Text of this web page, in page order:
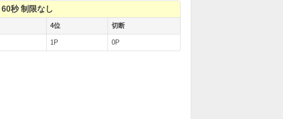
60秒 制限なし
4位 切断
1P 0P